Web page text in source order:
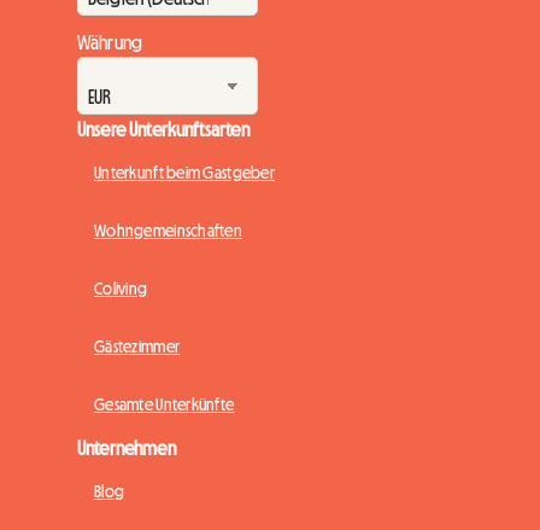
Währung
Unsere Unterkunftsarten
Unterkunft beim Gastgeber
Wohngemeinschaften
Coliving
Gästezimmer
Gesamte Unterkünfte
Unternehmen
Blog